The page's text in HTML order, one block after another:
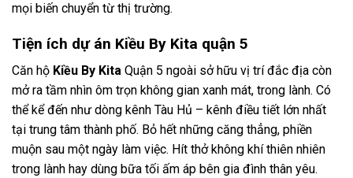
mọi biến chuyển từ thị trường.
Tiện ích dự án Kiều By Kita quận 5
Căn hộ Kiều By Kita Quận 5 ngoài sở hữu vị trí đắc địa còn
mở ra tầm nhìn ôm trọn không gian xanh mát, trong lành. Có
thể kể đến như dòng kênh Tàu Hủ – kênh điều tiết lớn nhất
tại trung tâm thành phố. Bỏ hết những căng thẳng, phiền
muộn sau một ngày làm việc. Hít thở không khí thiên nhiên
trong lành hay dùng bữa tối ấm áp bên gia đình thân yêu.